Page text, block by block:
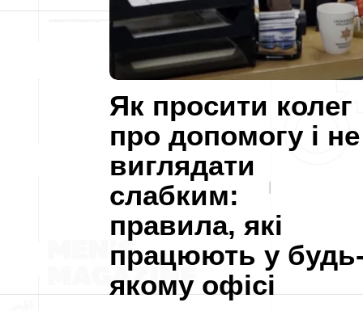
Як просити колег
про допомогу і не
виглядати
слабким:
правила, які
працюють у
якому офісі